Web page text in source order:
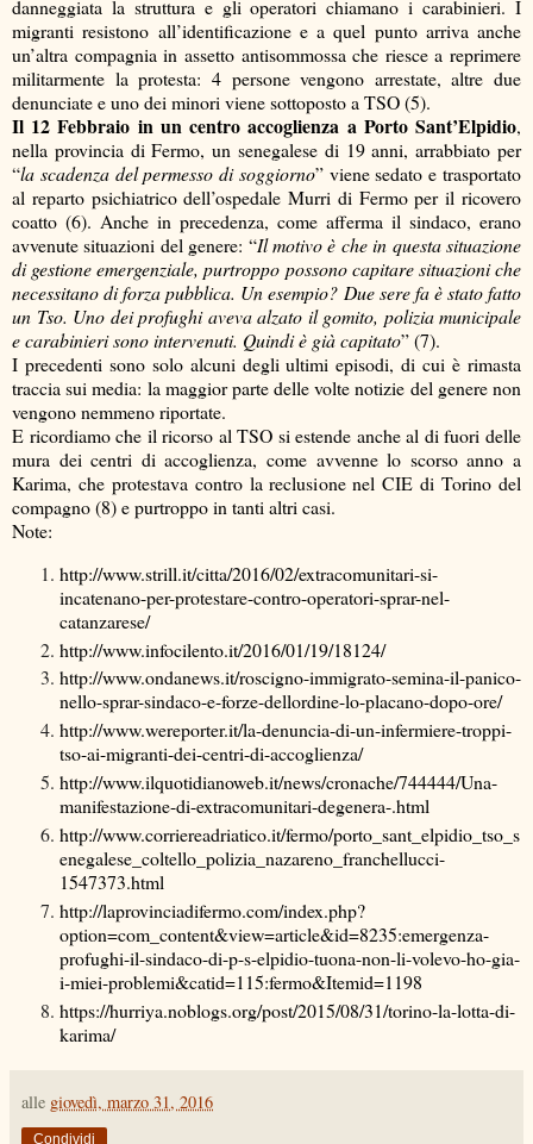
danneggiata la struttura e gli operatori chiamano i carabinieri. I
migranti resistono all’identificazione e a quel punto arriva anche
un’altra compagnia in assetto antisommossa che riesce a reprimere
militarmente la protesta: 4 persone vengono arrestate, altre due
denunciate e uno dei minori viene sottoposto a TSO (5).
Il 12 Febbraio in un centro accoglienza a Porto Sant’Elpidio,
nella provincia di Fermo, un senegalese di 19 anni, arrabbiato per
“la scadenza del permesso di soggiorno” viene sedato e trasportato
al reparto psichiatrico dell’ospedale Murri di Fermo per il ricovero
coatto (6). Anche in precedenza, come afferma il sindaco, erano
avvenute situazioni del genere: “Il motivo è che in questa situazione
di gestione emergenziale, purtroppo possono capitare situazioni che
necessitano di forza pubblica. Un esempio? Due sere fa è stato fatto
un Tso. Uno dei profughi aveva alzato il gomito, polizia municipale
e carabinieri sono intervenuti. Quindi è già capitato” (7).
I precedenti sono solo alcuni degli ultimi episodi, di cui è rimasta
traccia sui media: la maggior parte delle volte notizie del genere non
vengono nemmeno riportate.
E ricordiamo che il ricorso al TSO si estende anche al di fuori delle
mura dei centri di accoglienza, come avvenne lo scorso anno a
Karima, che protestava contro la reclusione nel CIE di Torino del
compagno (8) e purtroppo in tanti altri casi.
Note:
http://www.strill.it/citta/2016/02/extracomunitari-si-
incatenano-per-protestare-contro-operatori-sprar-nel-
catanzarese/
http://www.infocilento.it/2016/01/19/18124/
http://www.ondanews.it/roscigno-immigrato-semina-il-panico-
nello-sprar-sindaco-e-forze-dellordine-lo-placano-dopo-ore/
http://www.wereporter.it/la-denuncia-di-un-infermiere-troppi-
tso-ai-migranti-dei-centri-di-accoglienza/
http://www.ilquotidianoweb.it/news/cronache/744444/Una-
manifestazione-di-extracomunitari-degenera-.html
http://www.corriereadriatico.it/fermo/porto_sant_elpidio_tso_s
enegalese_coltello_polizia_nazareno_franchellucci-
1547373.html
http://laprovinciadifermo.com/index.php?
option=com_content&view=article&id=8235:emergenza-
profughi-il-sindaco-di-p-s-elpidio-tuona-non-li-volevo-ho-gia-
i-miei-problemi&catid=115:fermo&Itemid=1198
https://hurriya.noblogs.org/post/2015/08/31/torino-la-lotta-di-
karima/
alle giovedì, marzo 31, 2016
Condividi